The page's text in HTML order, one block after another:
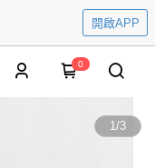
開啟APP
0
1/3